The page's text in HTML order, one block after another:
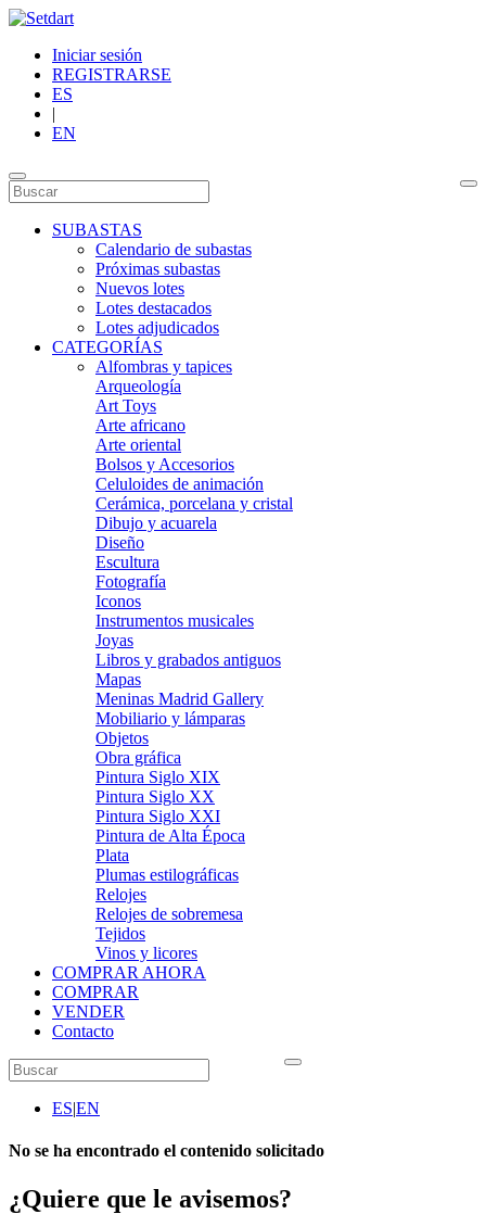
Iniciar sesión
REGISTRARSE
ES
|
EN
SUBASTAS
Calendario de subastas
Próximas subastas
Nuevos lotes
Lotes destacados
Lotes adjudicados
CATEGORÍAS
Alfombras y tapices
Arqueología
Art Toys
Arte africano
Arte oriental
Bolsos y Accesorios
Celuloides de animación
Cerámica, porcelana y cristal
Dibujo y acuarela
Diseño
Escultura
Fotografía
Iconos
Instrumentos musicales
Joyas
Libros y grabados antiguos
Mapas
Meninas Madrid Gallery
Mobiliario y lámparas
Objetos
Obra gráfica
Pintura Siglo XIX
Pintura Siglo XX
Pintura Siglo XXI
Pintura de Alta Época
Plata
Plumas estilográficas
Relojes
Relojes de sobremesa
Tejidos
Vinos y licores
COMPRAR AHORA
COMPRAR
VENDER
Contacto
ES|EN
No se ha encontrado el contenido solicitado
¿Quiere que le avisemos?